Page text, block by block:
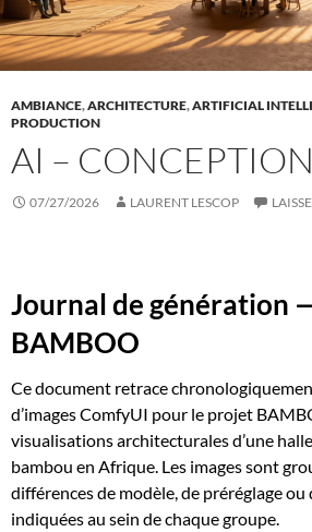
AMBIANCE,ARCHITECTURE,ARTIFICIAL
PRODUCTION
AI –
07/27/2026 LAURENT LESCOP
Journal de génération
BAMBOO
Ce document retrace
d’images ComfyUI pour le projet
visualisations architecturales d’une
bambou en Afrique. Les images sont
différences de modèle, de préréglage ou
indiquées au sein de chaque groupe.